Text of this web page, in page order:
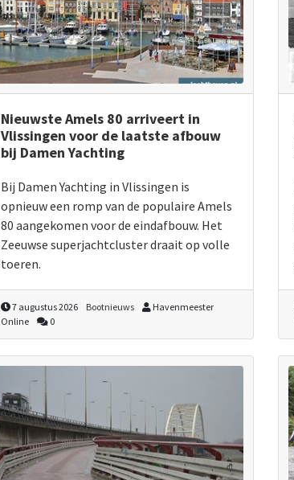
Nieuwste Amels 80 arriveert in
Vlissingen voor de laatste afbouw
bij Damen Yachting
Bij Damen Yachting in Vlissingen is
opnieuw een romp van de populaire Amels
80 aangekomen voor de eindafbouw. Het
Zeeuwse superjachtcluster draait op volle
toeren.
7 augustus 2026 Bootnieuws
Havenmeester
Online
0